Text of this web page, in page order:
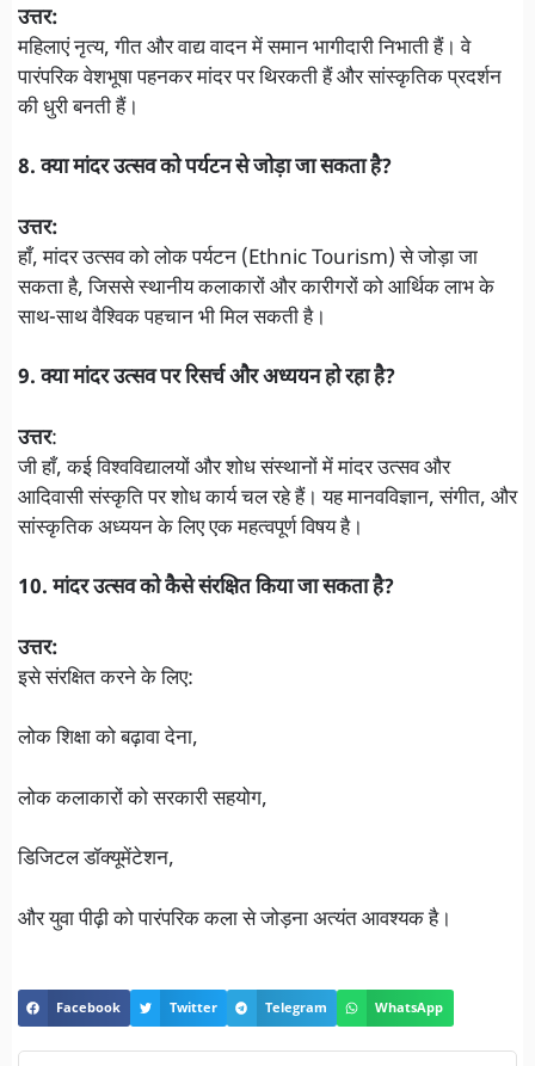
उत्तर:
महिलाएं नृत्य, गीत और वाद्य वादन में समान भागीदारी निभाती हैं। वे
पारंपरिक वेशभूषा पहनकर मांदर पर थिरकती हैं और सांस्कृतिक प्रदर्शन
की धुरी बनती हैं।
8. क्या मांदर उत्सव को पर्यटन से जोड़ा जा सकता है?
उत्तर:
हाँ, मांदर उत्सव को लोक पर्यटन (Ethnic Tourism) से जोड़ा जा
सकता है, जिससे स्थानीय कलाकारों और कारीगरों को आर्थिक लाभ के
साथ-साथ वैश्विक पहचान भी मिल सकती है।
9. क्या मांदर उत्सव पर रिसर्च और अध्ययन हो रहा है?
उत्तर:
जी हाँ, कई विश्वविद्यालयों और शोध संस्थानों में मांदर उत्सव और
आदिवासी संस्कृति पर शोध कार्य चल रहे हैं। यह मानवविज्ञान, संगीत, और
सांस्कृतिक अध्ययन के लिए एक महत्वपूर्ण विषय है।
10. मांदर उत्सव को कैसे संरक्षित किया जा सकता है?
उत्तर:
इसे संरक्षित करने के लिए:
लोक शिक्षा को बढ़ावा देना,
लोक कलाकारों को सरकारी सहयोग,
डिजिटल डॉक्यूमेंटेशन,
और युवा पीढ़ी को पारंपरिक कला से जोड़ना अत्यंत आवश्यक है।
Facebook Twitter Telegram WhatsApp